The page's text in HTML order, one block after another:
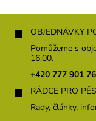
OBJEDNÁVKY
Pomůžeme s
16:00.
+420 777 901
RÁDCE PRO
Rady, články,